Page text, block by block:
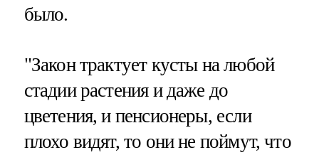
было.
"Закон трактует кусты на любой
стадии растения и даже до
цветения, и пенсионеры, если
плохо видят, то они не поймут, что